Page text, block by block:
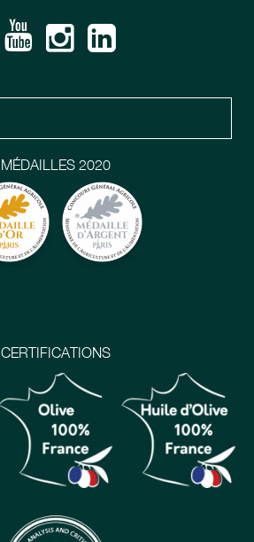
CERTIFICATIONS
MÉDAILLES 2020